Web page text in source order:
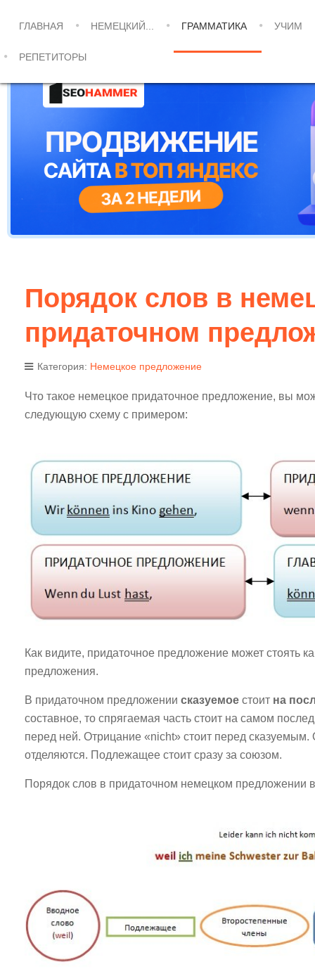
ГЛАВНАЯ НЕМЕЦКИЙ... ГРАММАТИКА УЧИМ
РЕПЕТИТОРЫ
Порядок слов в
придаточном
Категория: Немецкое предложение
Что такое немецкое придаточное предложение, вы
следующую схему с примером:
Как видите, придаточное предложение может стоять
предложения.
В придаточном предложении сказуемое стоит на
составное, то спрягаемая часть стоит на самом
перед ней. Отрицание «nicht» стоит перед
отделяются. Подлежащее стоит сразу за союзом.
Порядок слов в придаточном немецком предложении